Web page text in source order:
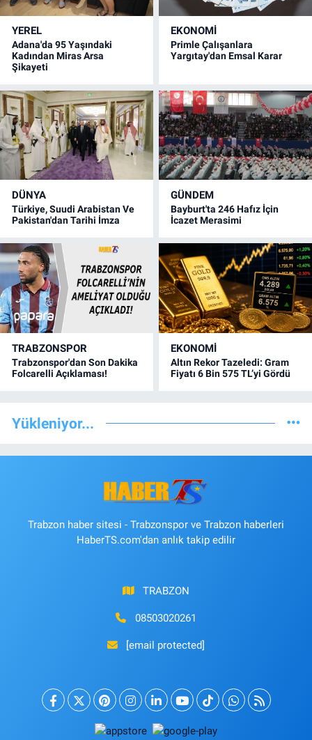
YEREL
Adana'da 95 Yaşındaki
Kadından Miras Arsa
Şikayeti
EKONOMİ
Primle Çalışanlara
Yargıtay'dan Emsal Karar
DÜNYA
Türkiye, Suudi Arabistan Ve
Pakistan'dan Tarihi İmza
GÜNDEM
Bayburt'ta 246 Hafız İçin
İcazet Merasimi
TRABZONSPOR
Trabzonspor'dan Son Dakika
Folcarelli Açıklaması!
EKONOMİ
Altın Rekor Tazeledi: Gram
Fiyatı 6 Bin 575 TL’yi Gördü
Yükleniyor...
Trabzon haber sitesi - Trabzonspor ve Trabzon haberleri
HaberTS.com'dan anlık takip edilir
TRABZON
08503020261
[email protected]